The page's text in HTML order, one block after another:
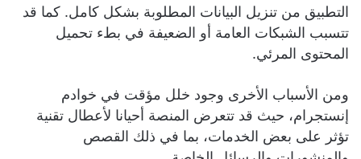
التطبيق من تنزيل البيانات المطلوبة بشكل كامل. كما قد
تتسبب الشبكات العامة أو الضعيفة في بطء تحميل
المحتوى المرئي.
ومن الأسباب الأخرى وجود خلل مؤقت في خوادم
إنستجرام، حيث قد تتعرض المنصة أحيانا لأعطال تقنية
تؤثر على بعض الخدمات، بما في ذلك القصص